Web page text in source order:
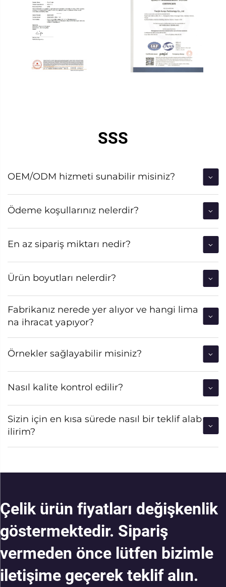
SSS
OEM/ODM hizmeti sunabilir misiniz?
Ödeme koşullarınız nelerdir?
En az sipariş miktarı nedir?
Ürün boyutları nelerdir?
Fabrikanız nerede yer alıyor ve hangi lima
na ihracat yapıyor?
Örnekler sağlayabilir misiniz?
Nasıl kalite kontrol edilir?
Sizin için en kısa sürede nasıl bir teklif alab
ilirim?
Çelik ürün fiyatları değişkenlik
göstermektedir. Sipariş
vermeden önce lütfen bizimle
iletişime geçerek teklif alın.